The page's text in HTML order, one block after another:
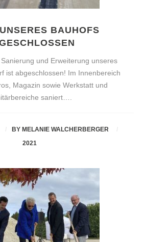
BAUHOFS
und Erweiterung unseres
ist abgeschlossen! Im Innenbereich
Magazin sowie Werkstatt und
saniert….
BYMELANIE WALCHERBERGER
2021